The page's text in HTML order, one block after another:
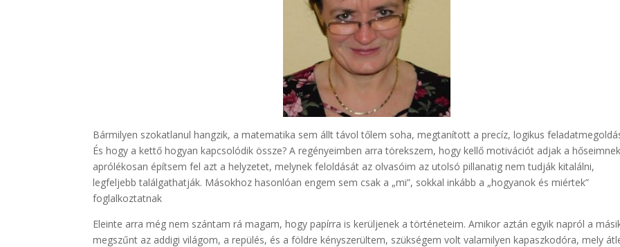
Bármilyen szokatlanul hangzik, a matematika sem állt távol tőlem soha, megtanított a precíz, logikus
És hogy a kettő hogyan kapcsolódik össze? A regényeimben arra törekszem, hogy kellő motivációt adjak a
aprólékosan építsem fel azt a helyzetet, melynek feloldását az olvasóim az utolsó pillanatig nem tudják kitalálni,
legfeljebb találgathatják. Másokhoz hasonlóan engem sem csak a „mi”, sokkal inkább a „hogyanok és miértek”
foglalkoztatnak
Eleinte arra még nem szántam rá magam, hogy papírra is kerüljenek a történeteim. Amikor aztán egyik napról a
megszűnt az addigi világom, a repülés, és a földre kényszerültem, szükségem volt valamilyen kapaszkodóra, mely